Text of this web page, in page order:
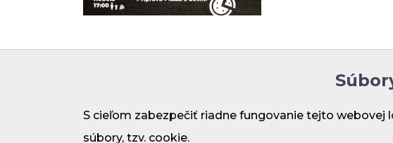
S cieľom zabezpečiť riadne fungovanie tejto
súbory, tzv. cookie.